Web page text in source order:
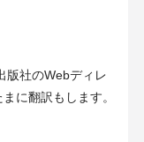
版社のWebディレ
に翻訳もします。